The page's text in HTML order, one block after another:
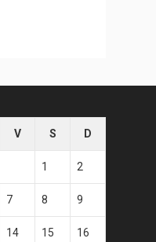
V S D
1 2
7 8 9
14 15 16